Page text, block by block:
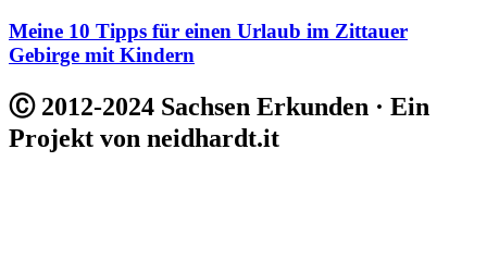
Meine 10 Tipps für einen Urlaub im Zittauer
Gebirge mit Kindern
Ⓒ 2012-2024 Sachsen Erkunden · Ein
Projekt von neidhardt.it